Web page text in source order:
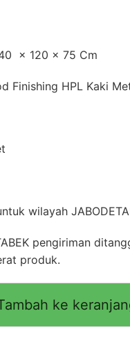
x 120 x 75 Cm
Finishing HPL Kaki
wilayah
pengiriman
produk.
ke